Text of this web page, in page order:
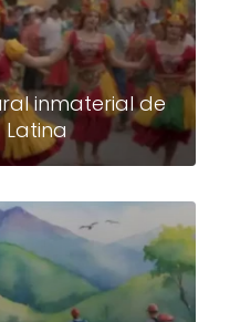
inmaterial de
Latina